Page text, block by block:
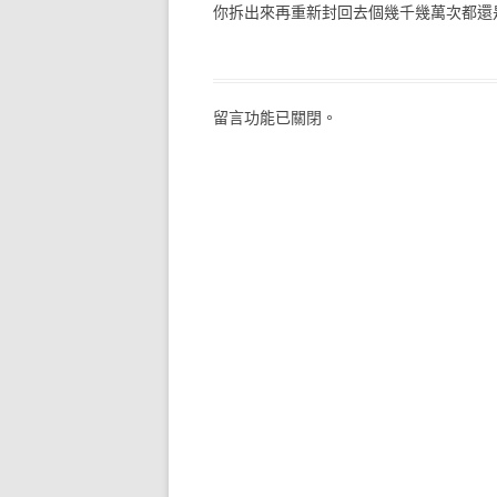
你拆出來再重新封回去個幾千幾萬次都
留言功能已關閉。